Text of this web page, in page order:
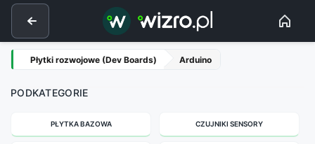
Płytki rozwojowe (Dev Boards) Arduino
PODKATEGORIE
PŁYTKA BAZOWA CZUJNIKI SENSORY